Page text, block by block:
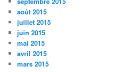
août 2015
juillet 2015
juin 2015
mai 2015
avril 2015
mars 2015